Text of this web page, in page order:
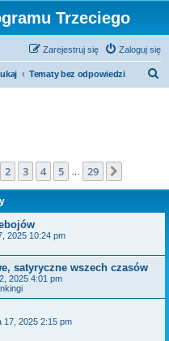
Trzeciego
Zaloguj się
Zarejestruj się
Tematy bez odpowiedzi
z29
2 3 4 5 29
2025 10:24 pm
satyryczne wszech czasów
2025 4:01 pm
17, 2025 2:15 pm